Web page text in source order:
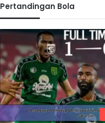
Pertandingan Bola